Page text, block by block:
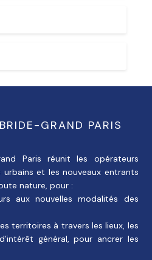
GRAND PARIS
Paris réunit les opérateurs
et les nouveaux entrants
nature, pour :
aux nouvelles modalités des
territoires à travers les lieux, les
général, pour ancrer les